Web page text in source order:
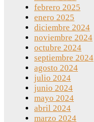
febrero 2025
enero 2025
diciembre 2024
noviembre 2024
octubre 2024
septiembre 2024
agosto 2024
julio 2024
junio 2024
mayo 2024
abril 2024
marzo 2024